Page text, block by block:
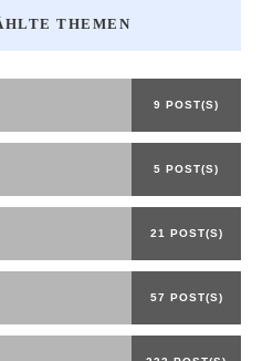
THEMEN
9 POST(S)
5 POST(S)
21 POST(S)
57 POST(S)